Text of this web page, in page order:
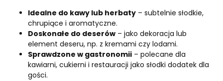
Idealne do kawy lub herbaty – subtelnie słodkie,
chrupiące i aromatyczne.
Doskonałe do deserów – jako dekoracja lub
element deseru, np. z kremami czy lodami.
Sprawdzone w gastronomii – polecane dla
kawiarni, cukierni i restauracji jako słodki dodatek dla
gości.